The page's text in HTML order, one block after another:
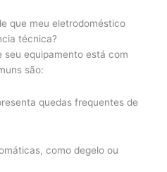
que meu eletrodoméstico
técnica?
seu equipamento está com
são:
quedas frequentes de
como degelo ou